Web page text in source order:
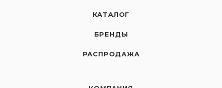
КАТАЛОГ
БРЕНДЫ
РАСПРОДАЖА